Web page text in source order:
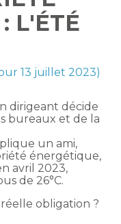
L'ÉTÉ
13 juillet 2023)
dirigeant décide
bureaux et de la
un ami,
énergétique,
avril 2023,
de 26°C.
réelle obligation ?